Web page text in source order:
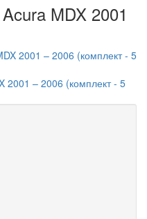
MDX 2001
2001 – 2006 (комплект - 5